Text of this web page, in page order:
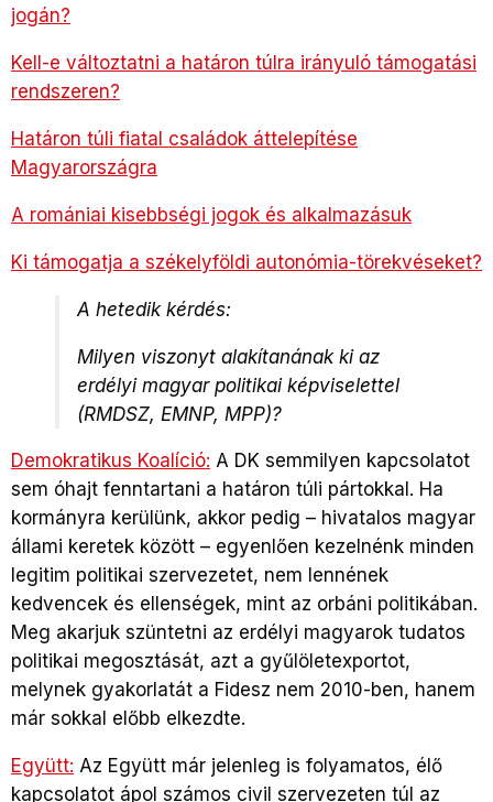
jogán?
Kell-e változtatni a határon túlra irányuló támogatási
rendszeren?
Határon túli fiatal családok áttelepítése
Magyarországra
A romániai kisebbségi jogok és alkalmazásuk
Ki támogatja a székelyföldi autonómia-törekvéseket?
A hetedik kérdés:
Milyen viszonyt alakítanának ki az
erdélyi magyar politikai képviselettel
(RMDSZ, EMNP, MPP)?
Demokratikus Koalíció: A DK semmilyen kapcsolatot
sem óhajt fenntartani a határon túli pártokkal. Ha
kormányra kerülünk, akkor pedig – hivatalos magyar
állami keretek között – egyenlően kezelnénk minden
legitim politikai szervezetet, nem lennének
kedvencek és ellenségek, mint az orbáni politikában.
Meg akarjuk szüntetni az erdélyi magyarok tudatos
politikai megosztását, azt a gyűlöletexportot,
melynek gyakorlatát a Fidesz nem 2010-ben, hanem
már sokkal előbb elkezdte.
Együtt: Az Együtt már jelenleg is folyamatos, élő
kapcsolatot ápol számos civil szervezeten túl az